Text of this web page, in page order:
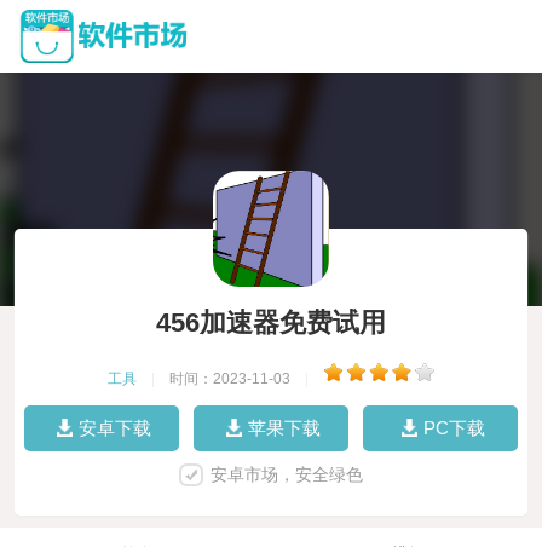
456加速器免费试用
工具 时间：2023-11-03
安卓下载 苹果下载 PC下载
安卓市场，安全绿色